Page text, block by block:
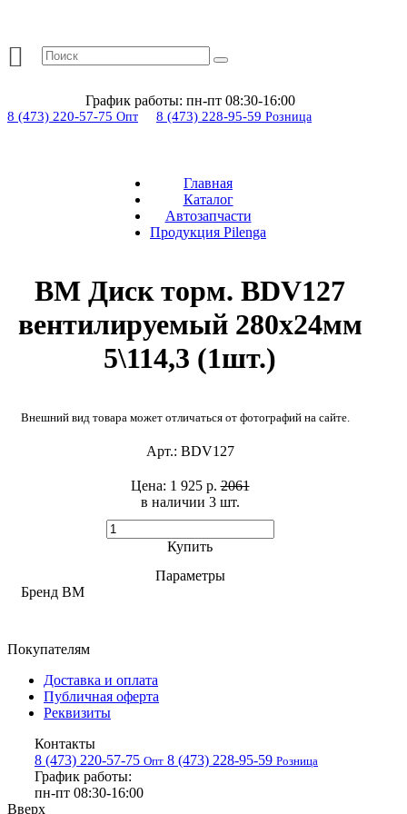
График работы: пн-пт 08:30-16:00
8 (473) 220-57-75 Опт 8 (473) 228-95-59 Розница
Главная
Каталог
Автозапчасти
Продукция Pilenga
BM Диск торм. BDV127
вентилируемый 280х24мм
5\114,3 (1шт.)
Внешний вид товара может отличаться от фотографий на сайте.
Арт.: BDV127
в наличии 3 шт. ​
Цена: 1 925 р.2061
Купить
Параметры
Бренд BM
Покупателям
Доставка и оплата
Публичная оферта
Реквизиты
Контакты
8 (473) 220-57-75 Опт 8 (473) 228-95-59 Розница
График работы:
пн-пт 08:30-16:00
Вверх